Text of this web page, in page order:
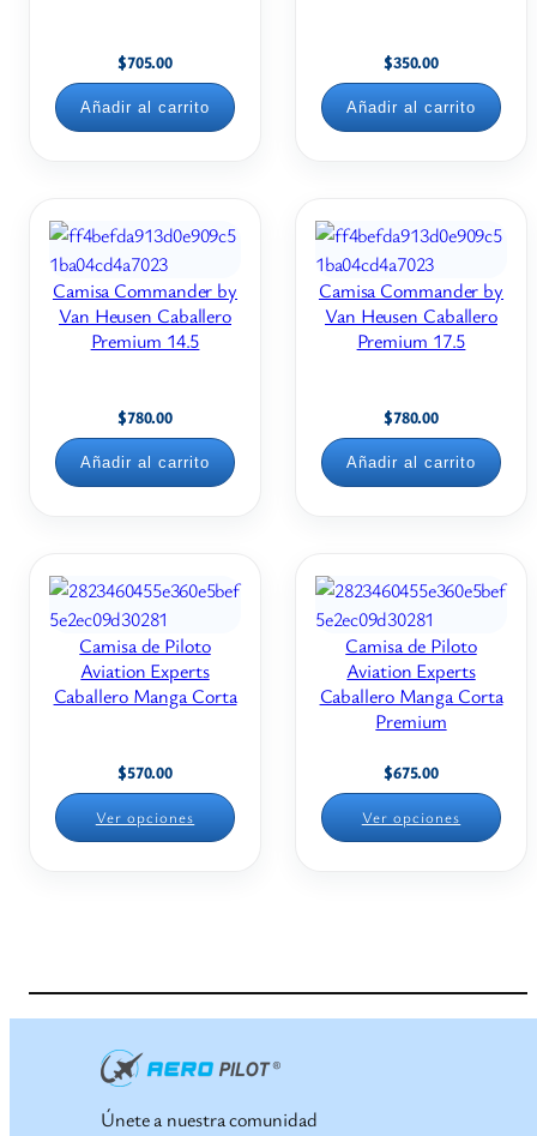
$705.00
Añadir al carrito
$350.00
Añadir al carrito
Camisa Commander by
Van Heusen Caballero
Premium 14.5
$780.00
Añadir al carrito
Camisa Commander by
Van Heusen Caballero
Premium 17.5
$780.00
Añadir al carrito
Camisa de Piloto
Aviation Experts
Caballero Manga Corta
$570.00
Ver opciones
Camisa de Piloto
Aviation Experts
Caballero Manga Corta
Premium
$675.00
Ver opciones
Únete a nuestra comunidad